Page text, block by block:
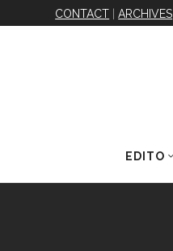
CONTACT |ARCHIVES
EDITO